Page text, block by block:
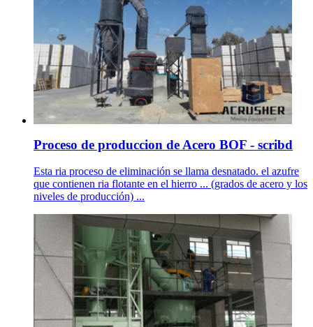
Proceso de produccion de Acero BOF - scribd
Esta ria proceso de eliminación se llama desnatado. el azufre
que contienen ria flotante en el hierro ... (grados de acero y los
niveles de producción) ...